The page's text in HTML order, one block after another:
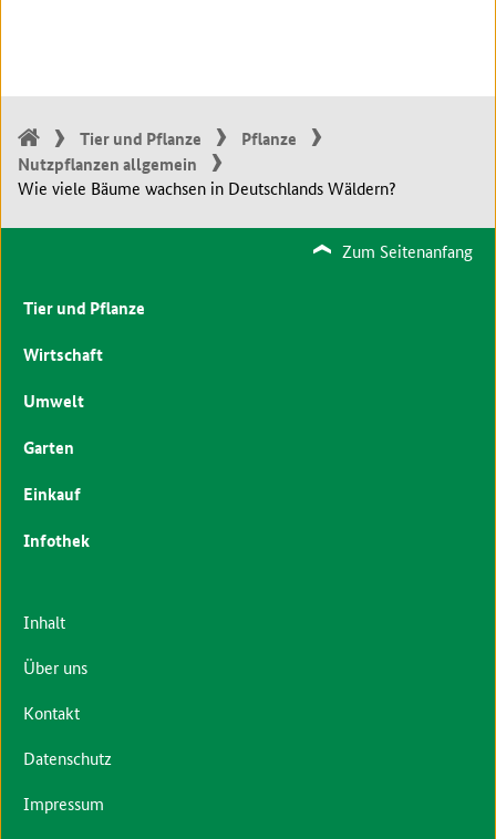
Tier und Pflanze
Pflanze
Nutzpflanzen allgemein
Wie viele Bäume wachsen in Deutschlands Wäldern?
Zum Seitenanfang
Tier und Pflanze
Wirtschaft
Umwelt
Garten
Einkauf
Infothek
Inhalt
Über uns
Kontakt
Datenschutz
Impressum